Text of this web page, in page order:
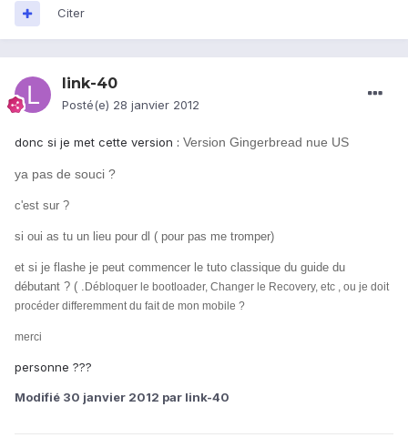
Citer
link-40
Posté(e) 28 janvier 2012
donc si je met cette version : Version Gingerbread nue US
ya pas de souci ?
c'est sur ?
si oui as tu un lieu pour dl ( pour pas me tromper)
et si je flashe je peut commencer le tuto classique du guide du
débutant ? ( . Débloquer le bootloader, Changer le Recovery, etc , ou je doit
procéder differemment du fait de mon mobile ?
merci
personne ???
Modifié 30 janvier 2012 par link-40